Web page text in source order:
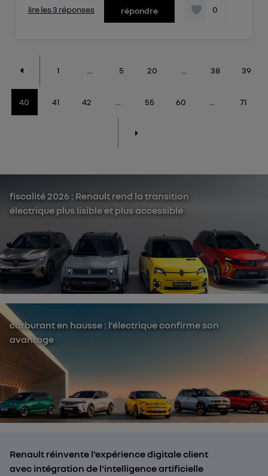
lire les 3 réponses répondre 0
1 5 20 38 39
40 41 42 55 60 71
fiscalité 2026 : Renault rend la transition
électrique plus lisible et plus accessible
carburant en hausse : l’électrique confirme son
avantage
Renault réinvente l'expérience digitale client
avec intégration de l'intelligence artificielle